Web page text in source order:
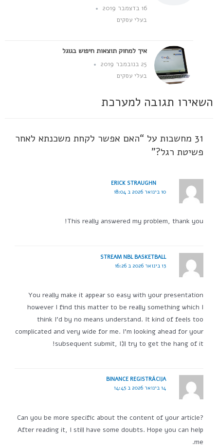
16 בדצמבר 2019
בעלי עסקים
איך למחוק תוצאות חיפוש בגוגל
25 בנובמבר 2019
בעלי עסקים
השאירו תגובה למערכת
31 מחשבות על “האם אפשר לקחת משכנתא לאחר
פשיטת רגל?”
ERICK STRAUGHN
10 בינואר 2026 ב 18:04
This really answered my problem, thank you!
STREAM NBL BASKETBALL
13 בינואר 2026 ב 16:26
You really make it appear so easy with your presentation
however I find this matter to be really something which I
think I'd by no means understand. It kind of feels too
complicated and very wide for me. I'm looking ahead for your
subsequent submit, I¦ll try to get the hang of it!
BINANCE REGISTRĀCIJA
14 בינואר 2026 ב 14:45
Can you be more specific about the content of your article?
After reading it, I still have some doubts. Hope you can help
me.